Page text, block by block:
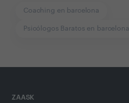
Coaching en barcelona
Psicólogos Baratos en barcelona
ZAASK